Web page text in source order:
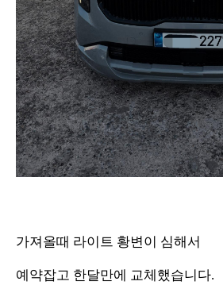
가져올때 라이트 황변이 심해서
예약잡고 한달만에 교체했습니다.